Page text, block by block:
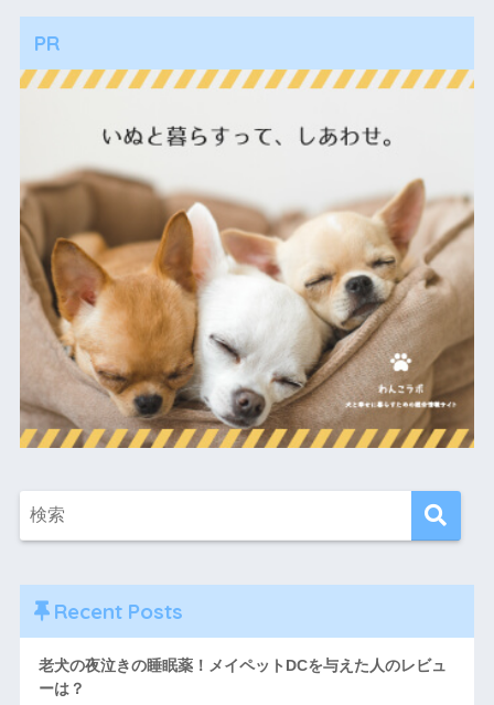
PR
Recent Posts
老犬の夜泣きの睡眠薬！メイペットDCを与えた人のレビュ
ーは？